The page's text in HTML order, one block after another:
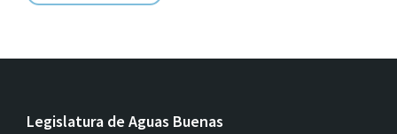
Legislatura de Aguas Buenas